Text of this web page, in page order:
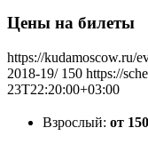
Цены на билеты
https://kudamoscow.ru/
2018-19/ 150 https://
23T22:20:00+03:00
Взрослый: от 150